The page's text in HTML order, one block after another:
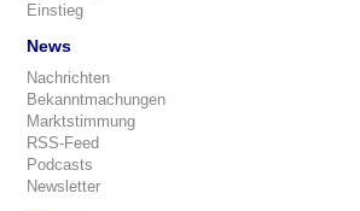
Einstieg
News
Nachrichten
Bekanntmachungen
Marktstimmung
RSS-Feed
Podcasts
Newsletter